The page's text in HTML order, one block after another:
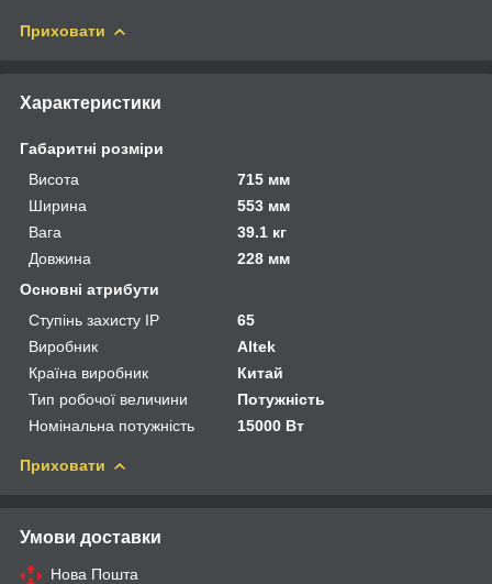
Приховати
Характеристики
Габаритні розміри
Висота
715 мм
Ширина
553 мм
Вага
39.1 кг
Довжина
228 мм
Основні атрибути
Ступінь захисту IP
65
Виробник
Altek
Країна виробник
Китай
Тип робочої величини
Потужність
Номінальна потужність
15000 Вт
Приховати
Умови доставки
Нова Пошта